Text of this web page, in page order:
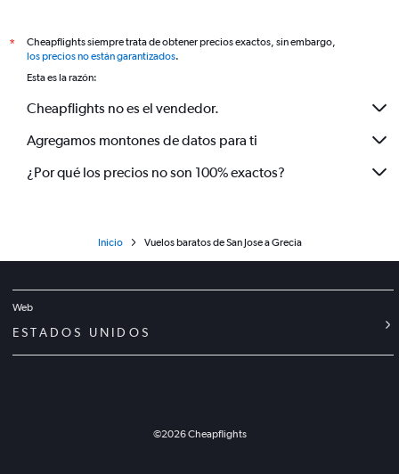
*
Cheapflights siempre trata de obtener precios exactos, sin embargo,
los precios no están garantizados.
Esta es la razón:
Cheapflights no es el vendedor.
Agregamos montones de datos para ti
¿Por qué los precios no son 100% exactos?
Inicio Vuelos baratos de San Jose a Grecia
Web
ESTADOS UNIDOS
©2026Cheapflights